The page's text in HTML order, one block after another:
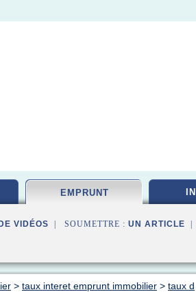
EMPRUNT
VIDÉOS | SOUMETTRE : UN ARTICLE
> taux interet emprunt immobilier > taux d